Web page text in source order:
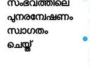
സംഭവത്തിലെ
പുനരന്വേഷണം
സ്വാഗതം
ചെയ്ത്